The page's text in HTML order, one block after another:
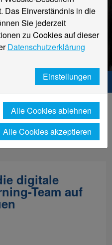
und
Niederrhein. Dein Weg.
Beschäftigte / Moodle
digitale
Team auf
Das Einverständnis in die
Sie jederzeit
zu Cookies auf dieser
Datenschutzerklärung
Einstellungen
Alle Cookies ablehnen
Alle Cookies akzeptieren